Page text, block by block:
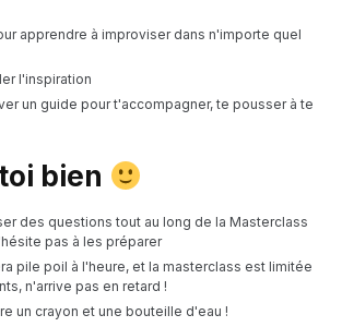
apprendre à improviser dans n'importe quel
l'inspiration
un guide pour t'accompagner, te pousser à te
bien
des questions tout au long de la Masterclass
pas à les préparer
pile poil à l'heure, et la masterclass est limitée
n'arrive pas en retard !
un crayon et une bouteille d'eau !